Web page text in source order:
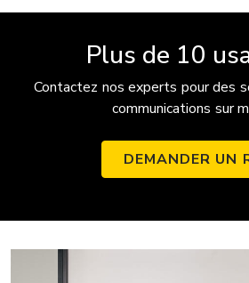
Plus de 10
Contactez nos experts pour des
communications sur
DEMANDER UN